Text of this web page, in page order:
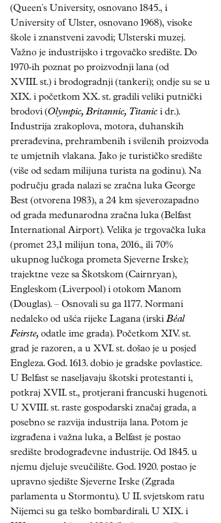
(Queenʼs University, osnovano 1845., i
University of Ulster, osnovano 1968), visoke
škole i znanstveni zavodi; Ulsterski muzej.
Važno je industrijsko i trgovačko središte. Do
1970-ih poznat po proizvodnji lana (od
XVIII. st.) i brodogradnji (tankeri); ondje su se u
XIX. i početkom XX. st. gradili veliki putnički
brodovi (Olympic, Britannic, Titanic i dr.).
Industrija zrakoplova, motora, duhanskih
prerađevina, prehrambenih i svilenih proizvoda
te umjetnih vlakana. Jako je turističko središte
(više od sedam milijuna turista na godinu). Na
području grada nalazi se zračna luka George
Best (otvorena 1983), a 24 km sjeverozapadno
od grada međunarodna zračna luka (Belfast
International Airport). Velika je trgovačka luka
(promet 23,1 milijun tona, 2016., ili 70%
ukupnog lučkoga prometa Sjeverne Irske);
trajektne veze sa Škotskom (Cairnryan),
Engleskom (Liverpool) i otokom Manom
(Douglas). – Osnovali su ga 1177. Normani
nedaleko od ušća rijeke Lagana (irski Béal
Feirste, odatle ime grada). Početkom XIV. st.
grad je razoren, a u XVI. st. došao je u posjed
Engleza. God. 1613. dobio je gradske povlastice.
U Belfast se naseljavaju škotski protestanti i,
potkraj XVII. st., protjerani francuski hugenoti.
U XVIII. st. raste gospodarski značaj grada, a
posebno se razvija industrija lana. Potom je
izgrađena i važna luka, a Belfast je postao
središte brodograđevne industrije. Od 1845. u
njemu djeluje sveučilište. God. 1920. postao je
upravno sjedište Sjeverne Irske (Zgrada
parlamenta u Stormontu). U II. svjetskom ratu
Nijemci su ga teško bombardirali. U XIX. i